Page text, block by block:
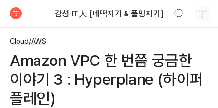
감성 IT人 [네떡지기 & 플밍지기]
Cloud/AWS
Amazon VPC 한 번쯤 궁금한
이야기 3 : Hyperplane (하이퍼
플레인)